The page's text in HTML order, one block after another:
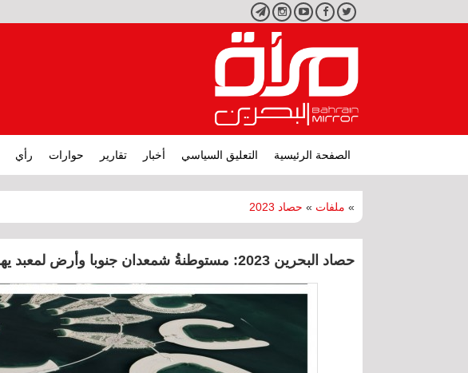
تويتر فيسبوكيوتيوبانستجرامتليجرام
الصفحة الرئيسية التعليق السياسي أخبار تقارير حوارات رأي
» ملفات » حصاد 2023
حصاد البحرين 2023: مستوطنةُ شمعدان جنوبا وأرض لمعبد يهودي في المنامة